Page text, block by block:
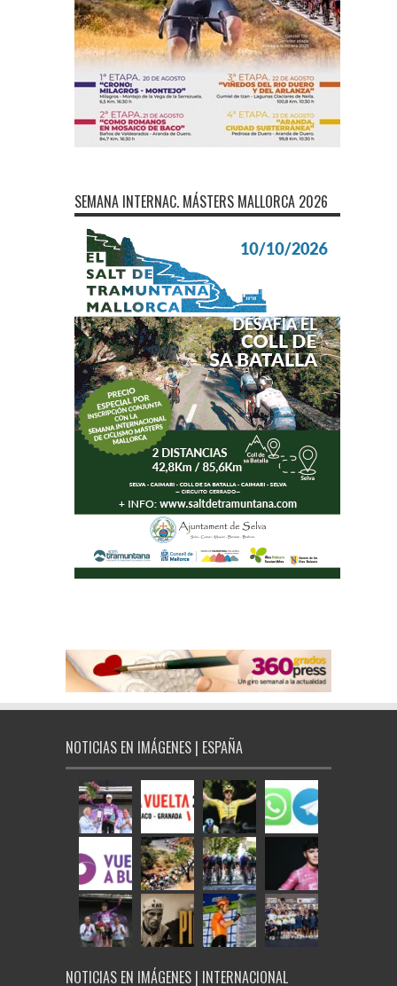
SEMANA INTERNAC. MÁSTERS MALLORCA 2026
NOTICIAS EN IMÁGENES | ESPAÑA
NOTICIAS EN IMÁGENES | INTERNACIONAL